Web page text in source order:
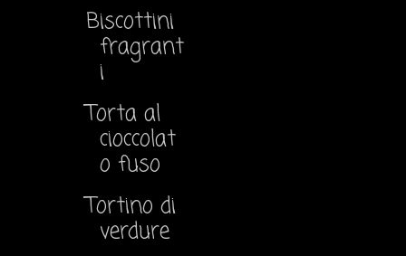
Biscottini
fragrant
i
Torta al
cioccolat
o fuso
Tortino di
verdure